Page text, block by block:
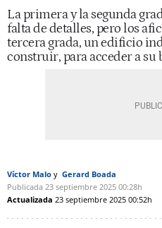
La primera y la segunda
falta de detalles, pero los
tercera grada, un edificio
construir, para acceder a su
Víctor Malo
Gerard Boada
Publicada 23 septiembre 2025 00:28h
Actualizada 23 septiembre 2025 00:52h